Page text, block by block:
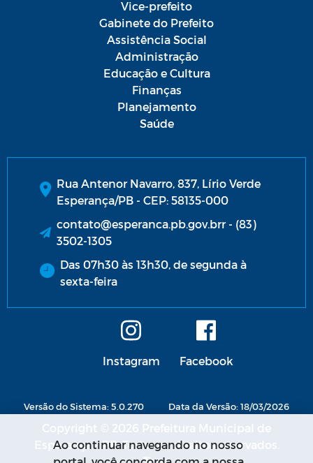
Vice-prefeito
Gabinete do Prefeito
Assistência Social
Administração
Educação e Cultura
Finanças
Planejamento
Saúde
Rua Antenor Navarro, 837, Lírio Verde
Esperança/PB - CEP: 58135-000
contato@esperanca.pb.gov.brr - (83)
3502-1305
Das 07h30 às 13h30, de segunda à
sexta-feira
Instagram Facebook
Versão do Sistema: 5.0.270 Data da Versão: 18/03/2026
Copyright © 2026 Prefeitura Municipal de
Esperança - PB. Todos os direitos reservados.
Ao continuar navegando no nosso